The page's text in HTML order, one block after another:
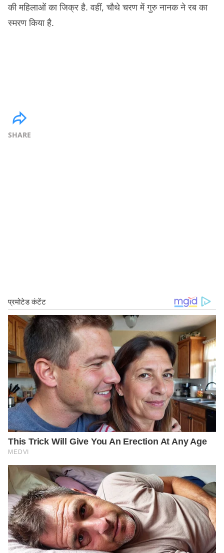
की महिलाओं का जिक्र है. वहीं, चौथे चरण में गुरु नानक ने रब का
स्मरण किया है.
SHARE